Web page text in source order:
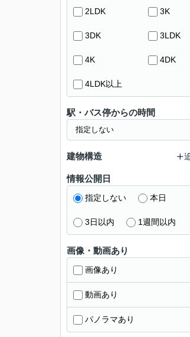
2LDK 3K
3DK 3LDK
4K 4DK
4LDK以上
駅・バス停からの時間
建物構造
情報公開日
指定しない 本日
3日以内 1週間以内
画像・動画あり
画像あり
動画あり
パノラマあり